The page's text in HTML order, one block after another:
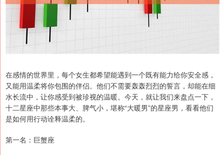
在感情的世界里，每个女生都希望能遇到一个既有能力给你安全感，
又能用温柔将你包围的伴侣。他们不需要轰轰烈烈的誓言，却能在细
水长流中，让你感受到被珍视的温暖。今天，就让我们来盘点一下，
十二星座中那些本事大、脾气小，堪称“大暖男”的星座男，看看他们
是如何用行动诠释温柔的。
第一名：巨蟹座